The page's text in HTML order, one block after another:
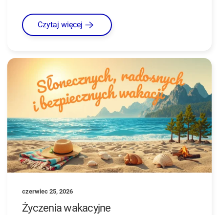
Czytaj więcej
czerwiec 25, 2026
Życzenia wakacyjne